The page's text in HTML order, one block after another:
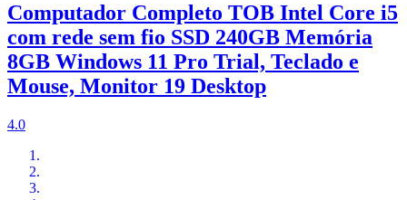
Computador Completo TOB Intel Core i5
com rede sem fio SSD 240GB Memória
8GB Windows 11 Pro Trial, Teclado e
Mouse, Monitor 19 Desktop
4.0